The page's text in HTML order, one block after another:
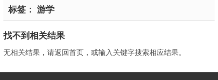
标签： 游学
找不到相关结果
无相关结果，请返回首页，或输入关键字搜索相应结果。